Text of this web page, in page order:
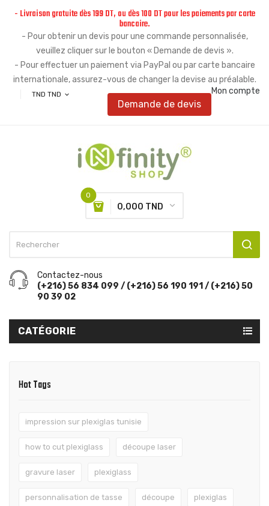
- Livraison gratuite dès 199 DT, ou dès 100 DT pour les paiements par carte
bancaire.
- Pour obtenir un devis pour une commande personnalisée,
veuillez cliquer sur le bouton « Demande de devis ».
- Pour effectuer un paiement via PayPal ou par carte bancaire
internationale, assurez-vous de changer la devise au préalable.
TND TND expand_more Mon compte
Demande de devis
0
0,000 TND
Contactez-nous
(+216) 56 834 099 / (+216) 56 190 191 / (+216) 50
90 39 02
CATÉGORIE
Hot Tags
impression sur plexiglas tunisie
how to cut plexiglass découpe laser
gravure laser plexiglass
personnalisation de tasse découpe plexiglas